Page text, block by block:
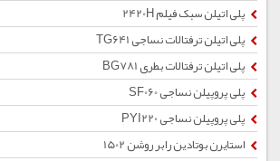
پلی اتیلن سبک فیلم 2420H
پلی اتیلن ترفتالات نساجی TG641
پلی اتیلن ترفتالات بطری BG781
پلی پروپیلن نساجی SF060
پلی پروپیلن نساجی PYI220
استایرن بوتادین رابر روشن 1502